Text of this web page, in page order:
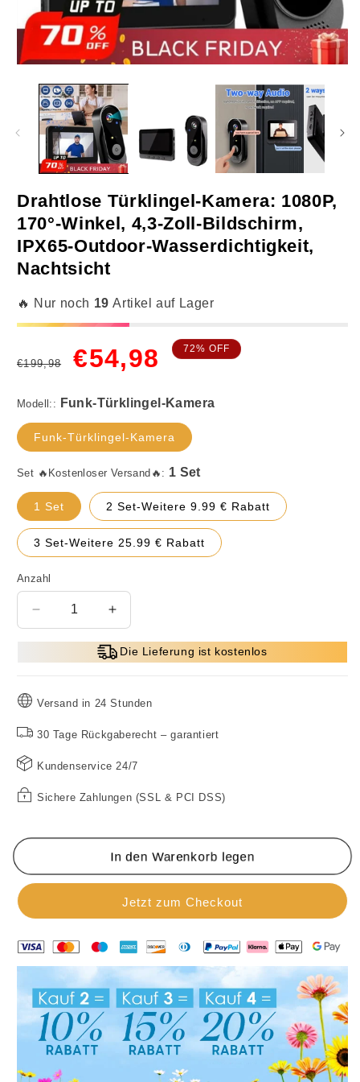
Modal
öffnen
Drahtlose Türklingel-Kamera: 1080P,
170°-Winkel, 4,3-Zoll-Bildschirm,
IPX65-Outdoor-Wasserdichtigkeit,
Nachtsicht
🔥 Nur noch 19Artikel auf Lager
Normaler
Preis
€199,98
Verkaufspreis
€54,98 72% OFF
Modell::
Funk-Türklingel-Kamera
Funk-Türklingel-Kamera
Set 🔥Kostenloser Versand🔥:
1 Set 2 Set-Weitere 9.99 € Rabatt
3 Set-Weitere 25.99 € Rabatt
Anzahl
Verringere
die
für
Türklingel-
1080P,
Winkel,
Zoll-
IPX65-
Wasserdichtigkeit,
Nachtsicht
Erhöhe
die
Menge
für
Türklingel-
1080P,
Winkel,
Zoll-
IPX65-
Outdoor-
Wasserdichtigkeit,
Nachtsicht
Die Lieferung ist kostenlos
Versand in 24 Stunden
30 Tage Rückgaberecht – garantiert
Kundenservice 24/7
Sichere Zahlungen (SSL & PCI DSS)
In den Warenkorb legen
Jetzt zum Checkout